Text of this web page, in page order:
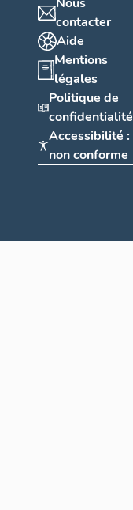
contacter
Aide
Mentions
légales
Politique de
confidentialité
Accessibilité :
non conforme